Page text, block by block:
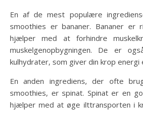
En af de mest populære
smoothies er bananer. Bananer er
hjælper med at forhindre
muskelgenopbygningen. De er
kulhydrater, som giver din krop
En anden ingrediens, der ofte
smoothies, er spinat. Spinat er en
hjælper med at øge ilttransporten i